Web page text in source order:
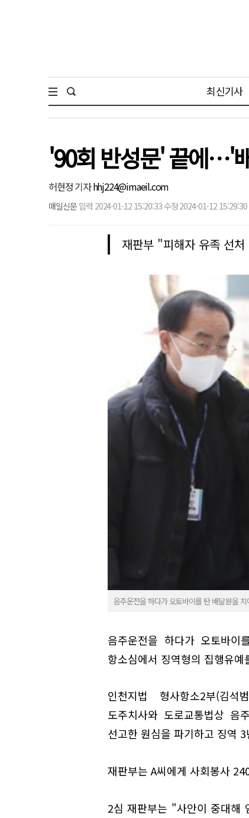
최신기사
'90회 반성문' 끝에…'
허현정 기자hhj224@imaeil.com
매일신문 입력 2024-01-12 15:20:33 수정 2024-01-12 15:29:30
재판부 "피해자 유족 선
음주운전을 하다가 오토바이를 탄 배달원을
음주운전을 하다가 오토바
항소심에서 징역형의 집행유
인천지법 형사항소2부(김
도주치사와 도로교통법상
선고한 원심을 파기하고 징역
재판부는 A씨에게 사회봉사
2심 재판부는 "사안이 중대해